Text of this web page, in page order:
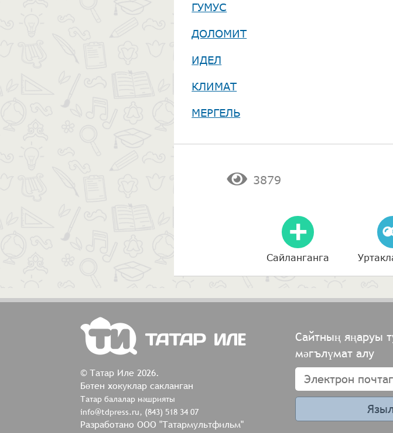
ГУМУС
ДОЛОМИТ
ИДЕЛ
КЛИМАТ
МЕРГЕЛЬ
3879
Сайланганга
© Татар Иле 2026.
Бөтен хокуклар сакланган
Татар балалар нәшрияты
info@tdpress.ru, (843) 518 34 07
Разработано ООО "Татармультфильм"
Сайтның яңаруы
мәгълүмат алу